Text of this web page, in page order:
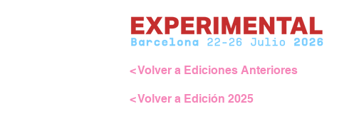
< Volver a Ediciones Anteriores
< Volver a Edición 2025